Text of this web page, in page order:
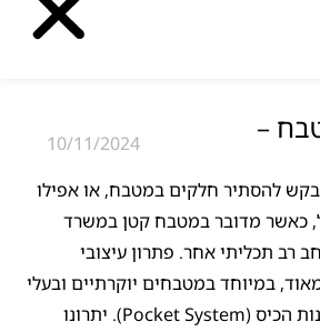
–
10/11/2024
להסתיר חלקים במטבח, או אפילו
כאשר מדובר במטבח קטן במשרד
רב תכליתי אחר. פתרון עיצובי
מאוד, במיוחד במטבחים יוקרתיים ובעלי
סגנון מודרני, הוא ארונות הכיס (Pocket System). יתרונו